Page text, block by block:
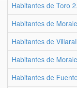
Habitantes de Toro
Habitantes de
Habitantes de
Habitantes de
Habitantes de